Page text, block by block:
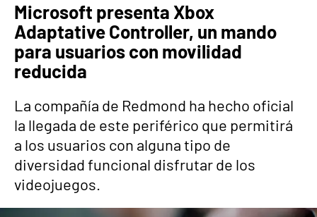
Cyberpunk 2077
Hyrule Warriors
Asia peculiar tradición
Microsoft presenta Xbox
Adaptative Controller, un mando
para usuarios con movilidad
reducida
La compañía de Redmond ha hecho oficial
la llegada de este periférico que permitirá
a los usuarios con alguna tipo de
diversidad funcional disfrutar de los
videojuegos.